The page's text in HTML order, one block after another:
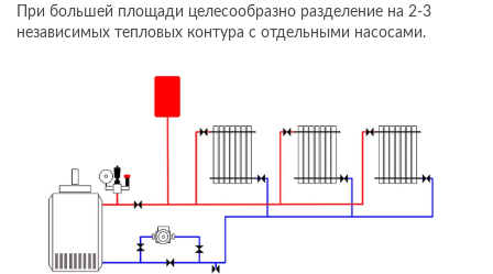
При большей площади целесообразно разделение на 2-3
независимых тепловых контура с отдельными насосами.